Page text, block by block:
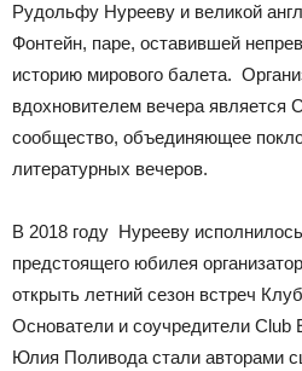
Рудольфу Нурееву и великой
Фонтейн, паре, оставившей
историю мирового балета.
вдохновителем вечера является
сообщество, объединяющее
литературных вечеров.
В 2018 году Нурееву
предстоящего юбилея
открыть летний сезон встреч
Основатели и соучредители Club
Юлия Поливода стали авторами